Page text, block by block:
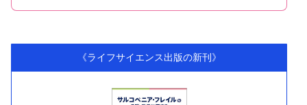
《ライフサイエンス出版の新刊》